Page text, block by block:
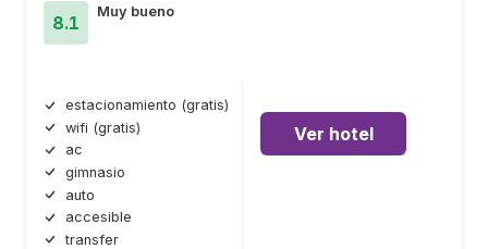
8.1
Muy bueno
estacionamiento (gratis)
wifi (gratis)
ac
gimnasio
auto
accesible
transfer
Ver hotel